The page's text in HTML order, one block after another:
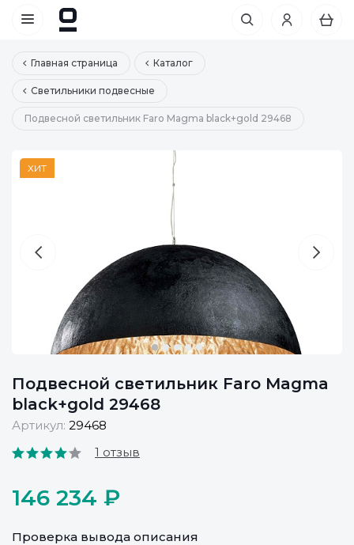
Главная страница Каталог
Светильники подвесные
Подвесной светильник Faro Magma black+gold 29468
ХИТ
ХИТ
ХИТ
ХИТ
ХИТ
Подвесной светильник Faro Magma
black+gold 29468
Артикул: 29468
1 отзыв
146 234 ₽
Проверка вывода описания